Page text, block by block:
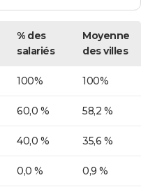
% des
salariés
Moyenne
des villes
100% 100%
60,0 % 58,2 %
40,0 % 35,6 %
0,0 % 0,9 %